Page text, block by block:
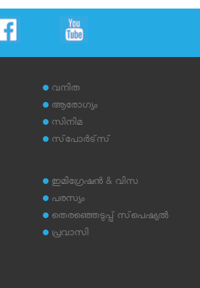
വനിത
ആരോഗ്യം
സിനിമ
സ്‌പോര്‍ട്‌സ്
ഇമിഗ്രേഷന്‍ & വിസ
പരസ്യം
തെരഞ്ഞെടുപ്പ് സ്‌പെഷ്യല്‍
പ്രവാസി